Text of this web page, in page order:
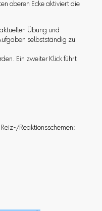
oberen Ecke aktiviert die
Übung und
selbstständig zu
Ein zweiter Klick führt
Reaktionsschemen: